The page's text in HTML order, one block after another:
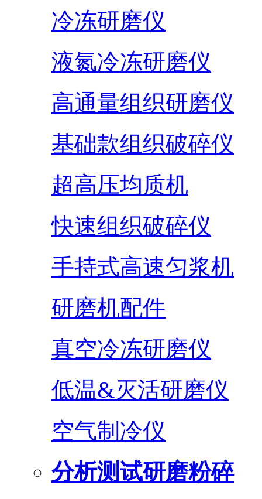
冷冻研磨仪
液氮冷冻研磨仪
高通量组织研磨仪
基础款组织破碎仪
超高压均质机
快速组织破碎仪
手持式高速匀浆机
研磨机配件
真空冷冻研磨仪
低温&灭活研磨仪
空气制冷仪
分析测试研磨粉碎